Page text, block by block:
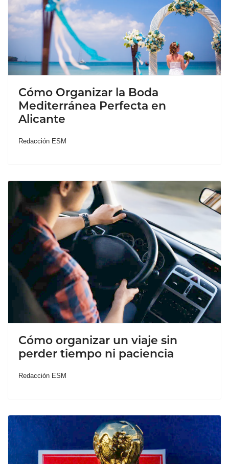
Cómo Organizar la Boda
Mediterránea Perfecta en
Alicante
Redacción ESM
Cómo organizar un viaje sin
perder tiempo ni paciencia
Redacción ESM